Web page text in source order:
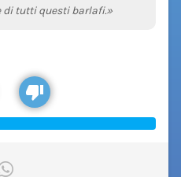
di tutti questi barlafi.»